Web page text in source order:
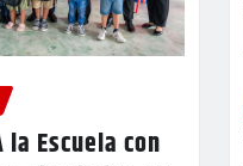
la Escuela con